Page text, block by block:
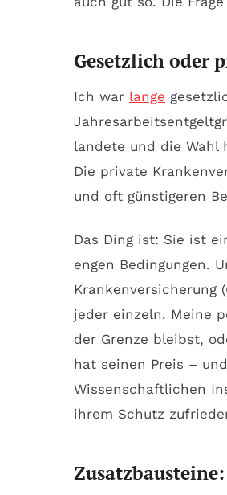
Gesetzlich oder
Ich war lange
landete und die Wahl
Die private
und oft günstigeren
Das Ding ist: Sie ist
engen Bedingungen.
Krankenversicherung
jeder einzeln. Meine
der Grenze bleibst,
hat seinen Preis –
Wissenschaftlichen
ihrem Schutz